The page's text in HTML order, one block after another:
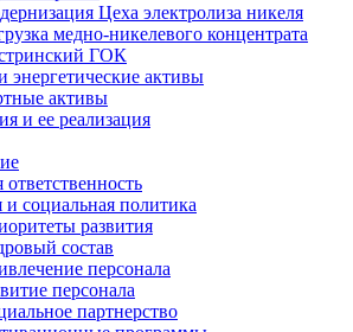
Цеха электролиза никеля
медно-никелевого концентрата
ГОК
энергетические активы
активы
и ее реализация
и социальная политика
развития
состав
персонала
персонала
партнерство